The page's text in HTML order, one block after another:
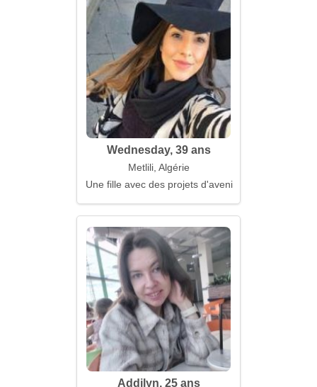
Wednesday, 39 ans
Metlili, Algérie
Une fille avec des projets d'avenir
Addilyn, 25 ans